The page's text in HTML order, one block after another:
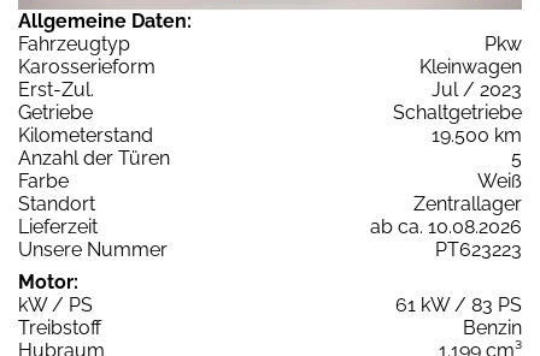
Allgemeine Daten:
Fahrzeugtyp
Pkw
Karosserieform
Kleinwagen
Erst-Zul.
Jul / 2023
Getriebe
Schaltgetriebe
Kilometerstand
19.500 km
Anzahl der Türen
5
Farbe
Weiß
Standort
Zentrallager
Lieferzeit
ab ca. 10.08.2026
Unsere Nummer
PT623223
Motor:
kW / PS
61 kW / 83 PS
Treibstoff
Benzin
Hubraum
1.199 cm³